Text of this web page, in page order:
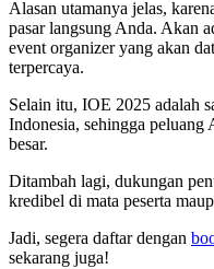
Alasan utamanya jelas,
pasar langsung Anda. Akan
event organizer yang akan
terpercaya.
Selain itu, IOE 2025 adalah
Indonesia, sehingga
besar.
Ditambah lagi, dukungan
kredibel di mata peserta
Jadi, segera daftar dengan
sekarang juga!